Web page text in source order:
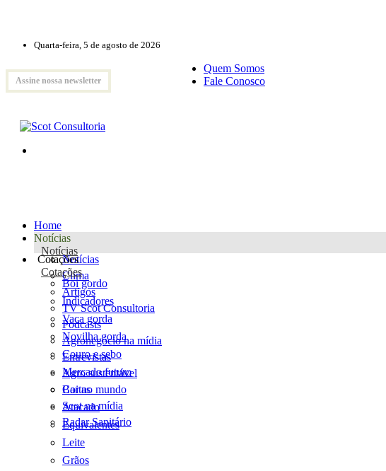
Quarta-feira, 5 de agosto de 2026
Assine nossa newsletter
Quem Somos
Fale Conosco
Home
Notícias
Notícias
Notícias
Clima
Artigos
TV Scot Consultoria
Podcasts
Agronegócio na mídia
Entrevistas
Agro sustentável
Cartas
Scot na mídia
Radar Sanitário
Cotações
Cotações
Boi gordo
Indicadores
Vaca gorda
Novilha gorda
Couro e sebo
Mercado futuro
Boi no mundo
Atacado
Equivalentes
Leite
Grãos